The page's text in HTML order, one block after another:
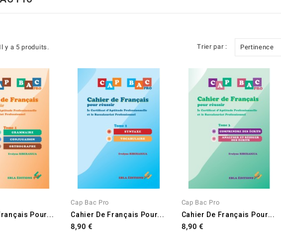
Il y a 5 produits. Trier par : Pertinence
Pour...
Cap Bac Pro
Cahier De Français Pour...
Prix
8,90 €
Cap Bac Pro
Cahier De Français Pour...
Prix
8,90 €